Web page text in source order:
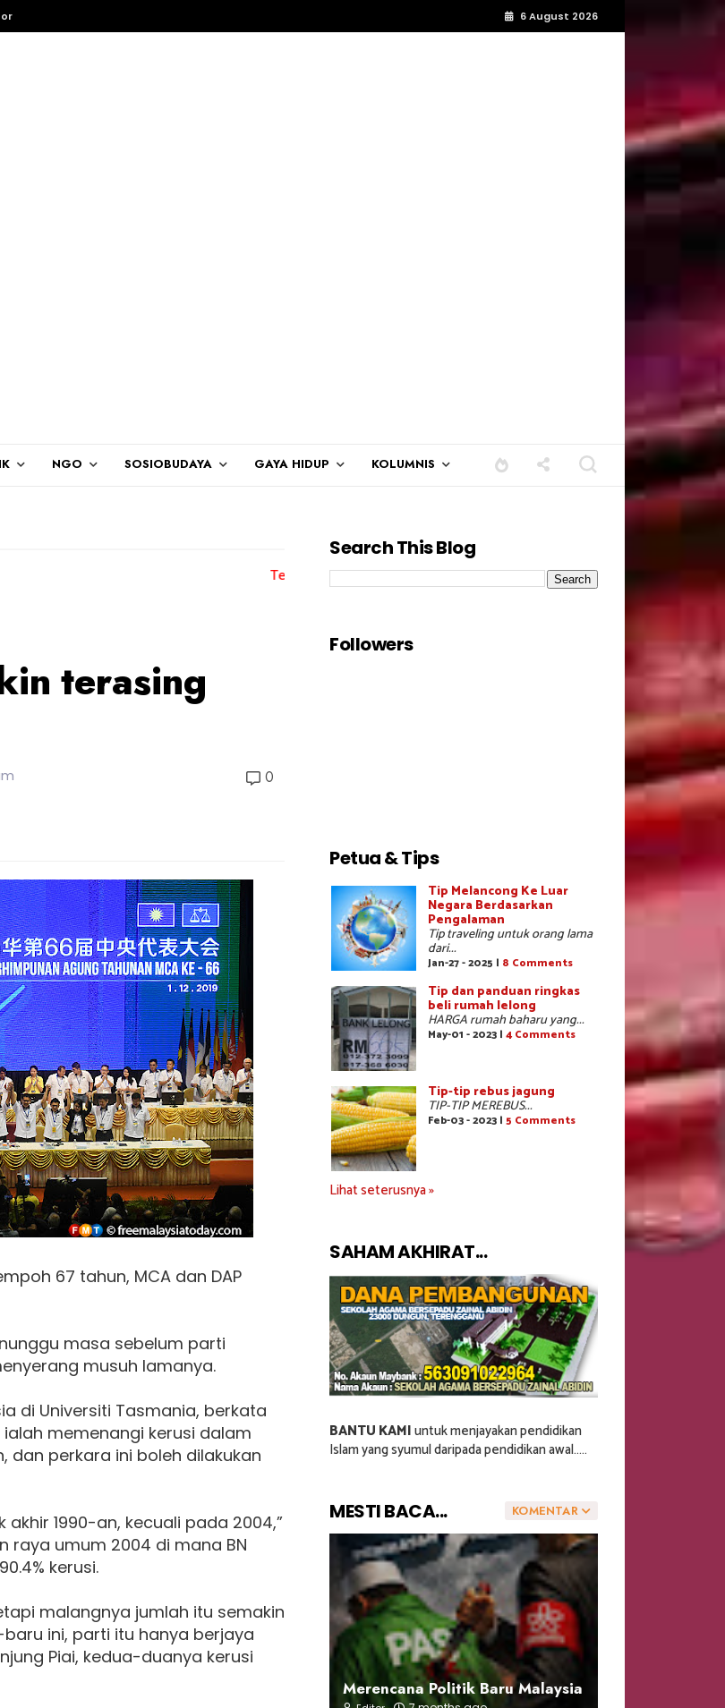
6 August 2026
NGO SOSIOBUDAYA GAYA HIDUP KOLUMNIS
Terima kasih kepada semua pengundi.......
terasing
0
67 tahun, MCA dan DAP
masa sebelum parti
musuh lamanya.
di Universiti Tasmania, berkata
memenangi kerusi dalam
dan perkara ini boleh dilakukan
1990-an, kecuali pada 2004,”
raya umum 2004 di mana BN
kerusi.
malangnya jumlah itu semakin
ini, parti itu hanya berjaya
Piai, kedua-duanya kerusi
Search This Blog
Followers
Petua & Tips
Tip Melancong Ke Luar
Negara Berdasarkan
Pengalaman
Tip traveling untuk orang lama
dari...
Jan-27 - 2025 | 8 Comments
Tip dan panduan ringkas
beli rumah lelong
HARGA rumah baharu yang...
May-01 - 2023 | 4 Comments
Tip-tip rebus jagung
TIP-TIP MEREBUS...
Feb-03 - 2023 | 5 Comments
Lihat seterusnya »
SAHAM AKHIRAT...
BANTU KAMIuntuk menjayakan pendidikan
Islam yang syumul daripada pendidikan awal.....
KOMENTAR
MESTI BACA...
Merencana Politik Baru Malaysia